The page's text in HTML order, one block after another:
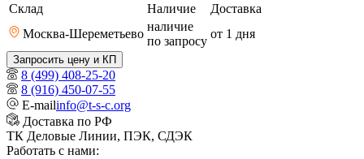
Склад
Наличие
Доставка
Москва-Шереметьево
наличие
по запросу
от 1 дня
Запросить цену и КП
8 (499) 408-25-20
8 (916) 450-07-55
E-mailinfo@t-s-c.org
Доставка по РФ
ТК Деловые Линии, ПЭК, СДЭК
Работать с нами: